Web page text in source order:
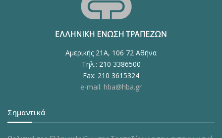
Αμερικής 21Α, 106 72 Αθήνα
Τηλ.: 210 3386500
Fax: 210 3615324
e-mail: hba@hba.gr
Σημαντικά